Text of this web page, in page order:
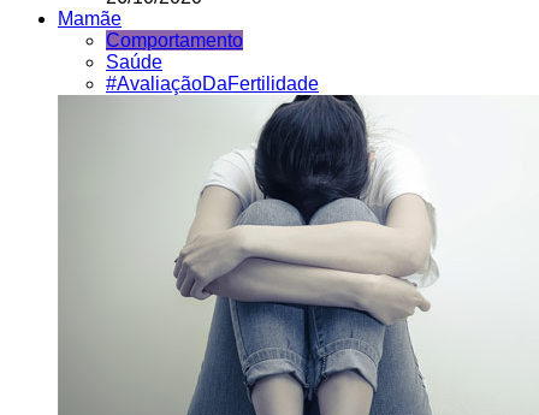
Mamãe
Comportamento
Saúde
#AvaliaçãoDaFertilidade